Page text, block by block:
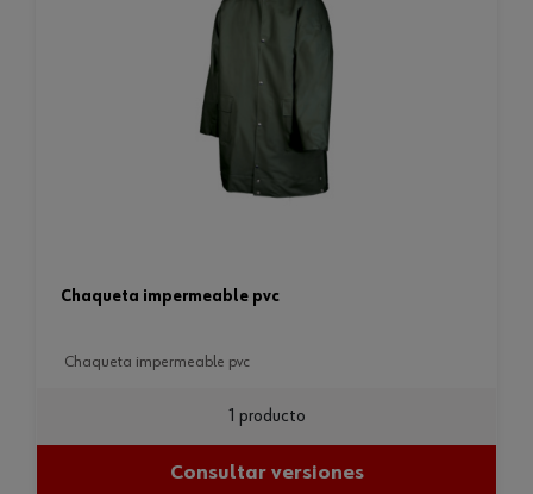
chaqueta impermeable pvc
chaqueta impermeable pvc
1 producto
Consultar versiones